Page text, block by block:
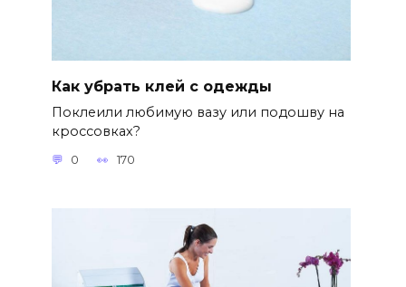
Как убрать клей с одежды
Поклеили любимую вазу или подошву на
кроссовках?
0 170